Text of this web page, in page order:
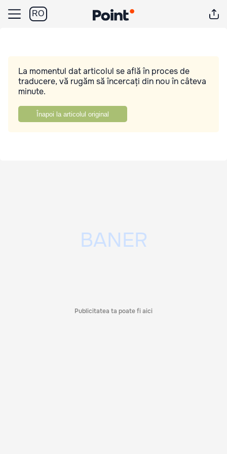
RO
La momentul dat articolul se află în proces de
traducere, vă rugăm să încercați din nou în câteva
minute.
Înapoi la articolul original
Publicitatea ta poate fi aici